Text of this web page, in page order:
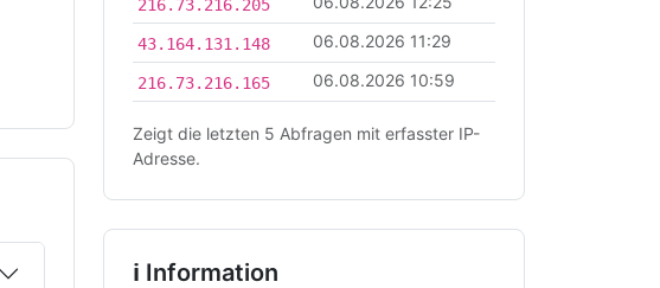
216.73.216.205
43.164.131.148 06.08.2026 11:29
216.73.216.165 06.08.2026 10:59
Zeigt die letzten 5 Abfragen mit erfasster IP-
Adresse.
ℹ Information